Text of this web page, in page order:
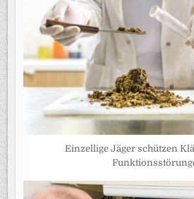
Einzellige Jäger schützen